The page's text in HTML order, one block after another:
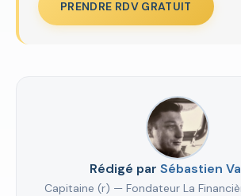
PRENDRE RDV GRATUIT
Rédigé par Sébastien
Capitaine (r) — Fondateur La